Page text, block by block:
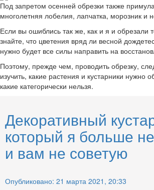
Под запретом осенней обрезки также
многолетняя лобелия, лапчатка, морозник и
Если вы ошиблись так же, как и я и обрезали
знайте, что цветения вряд ли весной
нужно будет все силы направить на
Поэтому, прежде чем, проводить обрезку,
изучить, какие растения и кустарники нужно
какие категорически нельзя.
Декоративный
который я больше
и вам не советую
Опубликовано: 21 марта 2021, 20:33